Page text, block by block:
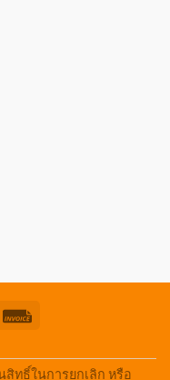
สิทธิ์ในการยกเลิก หรือ